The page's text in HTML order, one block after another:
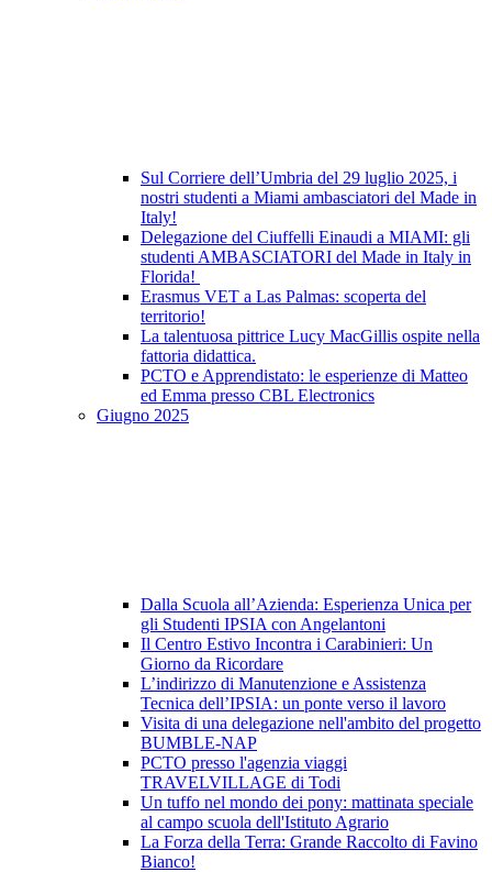
Sul Corriere dell’Umbria del 29 luglio 2025, i
nostri studenti a Miami ambasciatori del Made in
Italy!
Delegazione del Ciuffelli Einaudi a MIAMI: gli
studenti AMBASCIATORI del Made in Italy in
Florida!
Erasmus VET a Las Palmas: scoperta del
territorio!
La talentuosa pittrice Lucy MacGillis ospite nella
fattoria didattica.
PCTO e Apprendistato: le esperienze di Matteo
ed Emma presso CBL Electronics
Giugno 2025
Dalla Scuola all’Azienda: Esperienza Unica per
gli Studenti IPSIA con Angelantoni
Il Centro Estivo Incontra i Carabinieri: Un
Giorno da Ricordare
L’indirizzo di Manutenzione e Assistenza
Tecnica dell’IPSIA: un ponte verso il lavoro
Visita di una delegazione nell'ambito del progetto
BUMBLE-NAP
PCTO presso l'agenzia viaggi
TRAVELVILLAGE di Todi
Un tuffo nel mondo dei pony: mattinata speciale
al campo scuola dell'Istituto Agrario
La Forza della Terra: Grande Raccolto di Favino
Bianco!